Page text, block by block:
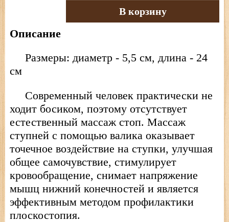
В корзину
Описание
Размеры: диаметр - 5,5 см, длина - 24
см
Современный человек практически не
ходит босиком, поэтому отсутствует
естественный массаж стоп. Массаж
ступней с помощью валика оказывает
точечное воздействие на ступки, улучшая
общее самочувствие, стимулирует
кровообращение, снимает напряжение
мышц нижний конечностей и является
эффективным методом профилактики
плоскостопия.